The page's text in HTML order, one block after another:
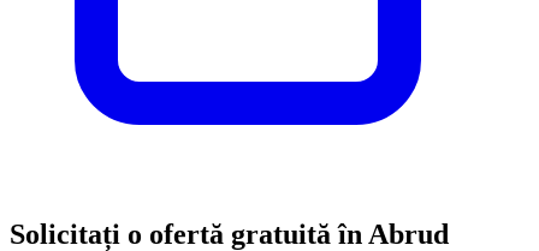
Solicitați o ofertă gratuită în Abrud